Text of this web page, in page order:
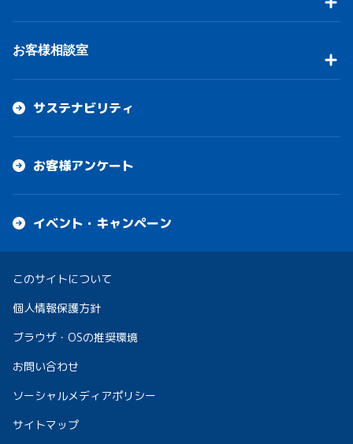
お客様相談室
サステナビリティ
お客様アンケート
イベント・キャンペーン
このサイトについて
個人情報保護方針
ブラウザ・OSの推奨環境
お問い合わせ
ソーシャルメディアポリシー
サイトマップ